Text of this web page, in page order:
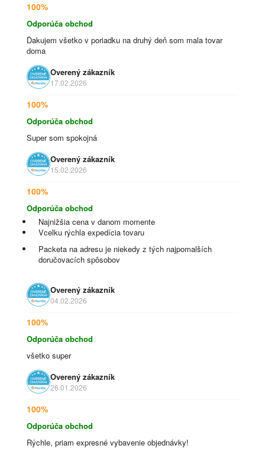
100%
Odporúča obchod
Ďakujem všetko v poriadku na druhý deň som mala tovar
doma
Overený zákazník
17.02.2026
100%
Odporúča obchod
Super som spokojná
Overený zákazník
15.02.2026
100%
Odporúča obchod
Najnižšia cena v danom momente
Vcelku rýchla expedícia tovaru
Packeta na adresu je niekedy z tých najpomalších
doručovacích spôsobov
Overený zákazník
04.02.2026
100%
Odporúča obchod
všetko super
Overený zákazník
26.01.2026
100%
Odporúča obchod
Rýchle, priam expresné vybavenie objednávky!